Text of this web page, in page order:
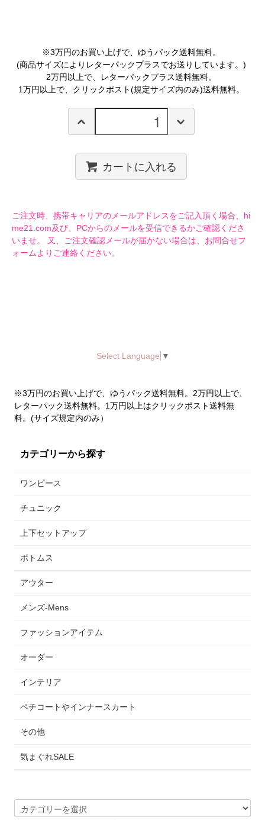
※3万円のお買い上げで、ゆうパック送料無料。
(商品サイズによりレターパックプラスでお送りしています。)
2万円以上で、レターパックプラス送料無料。
1万円以上で、クリックポスト(規定サイズ内のみ)送料無料。
カートに入れる
ご注文時、携帯キャリアのメールアドレスをご記入頂く場合、hi
me21.com及び、PCからのメールを受信できるかご確認くださ
いませ。 又、ご注文確認メールが届かない場合は、お問合せフ
ォームよりご連絡ください。
Select Language ▼
※3万円のお買い上げで、ゆうパック送料無料。2万円以上で、
レターパック送料無料。1万円以上はクリックポスト送料無
料。(サイズ規定内のみ）
カテゴリーから探す
ワンピース
チュニック
上下セットアップ
ボトムス
アウター
メンズ-Mens
ファッションアイテム
オーダー
インテリア
ペチコートやインナースカート
その他
気まぐれSALE